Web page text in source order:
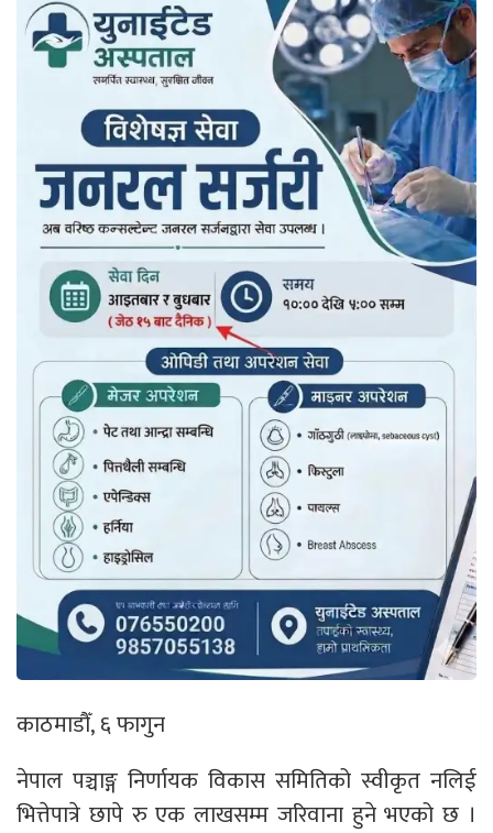
काठमाडौँ, ६ फागुन
नेपाल पञ्चाङ्ग निर्णायक विकास समितिको स्वीकृत नलिई
भित्तेपात्रे छापे रु एक लाखसम्म जरिवाना हुने भएको छ ।